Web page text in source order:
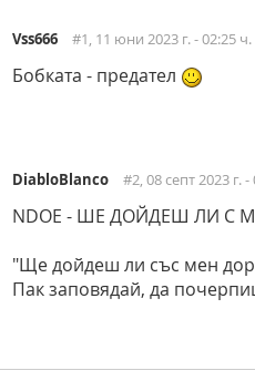
Vss666 #1, 11 юни 2023 г. - 02:25 ч.
Бобката - предател
DiabloBlanco #2, 08 септ 2023 г. -
NDOE - ШЕ ДОЙДЕШ ЛИ С
"Ще дойдеш ли със мен
Пак заповядай, да